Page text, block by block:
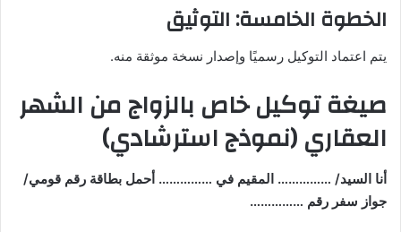
الخطوة الخامسة: التوثيق
يتم اعتماد التوكيل رسميًا وإصدار نسخة موثقة منه.
صيغة توكيل خاص بالزواج من الشهر
العقاري (نموذج استرشادي)
أنا السيد/ …………… المقيم في …………… أحمل بطاقة رقم قومي/
جواز سفر رقم ……………